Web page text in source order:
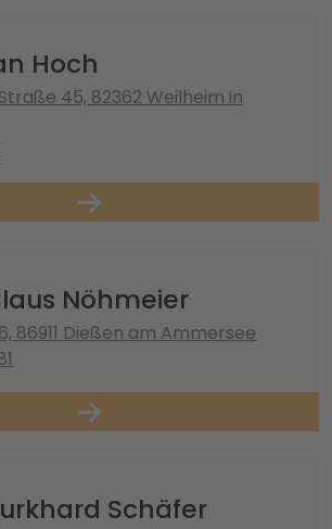
Hoch
45, 82362 Weilheim in
Nöhmeier
86911 Dießen am Ammersee
Schäfer